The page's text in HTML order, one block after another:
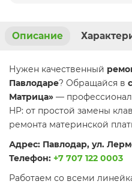
Описание
Нужен качественный
Павлодаре? Обращайся в
Матрица» —
HP: от простой замены
ремонта материнской
Адрес: Павлодар, ул.
Телефон: +7 707 122 0003
Работаем со всеми